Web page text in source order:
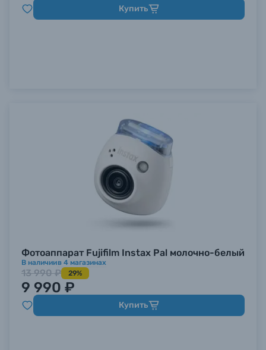
Купить
Фотоаппарат Fujifilm Instax Pal молочно-белый
В наличиив 4 магазинах
13 990 ₽ 29%
9 990 ₽
Купить